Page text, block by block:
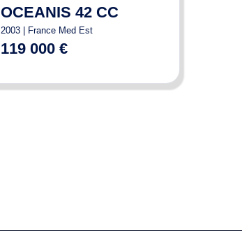
OCEANIS 42 CC
2003 | France Med Est
119 000 €